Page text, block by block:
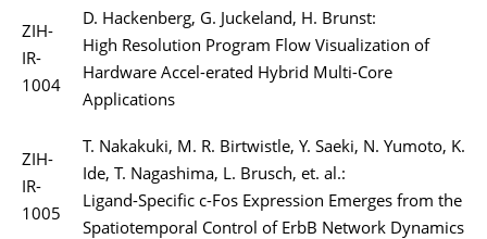
ZIH-
IR-
1004
D. Hackenberg, G. Juckeland, H. Brunst:
High Resolution Program Flow Visualization of
Hardware Accel-erated Hybrid Multi-Core
Applications
ZIH-
IR-
1005
T. Nakakuki, M. R. Birtwistle, Y. Saeki, N. Yumoto, K.
Ide, T. Nagashima, L. Brusch, et. al.:
Ligand-Specific c-Fos Expression Emerges from the
Spatiotemporal Control of ErbB Network Dynamics